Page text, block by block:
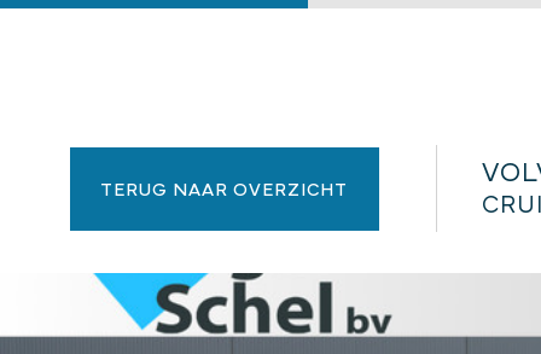
TERUG NAAR OVERZICHT